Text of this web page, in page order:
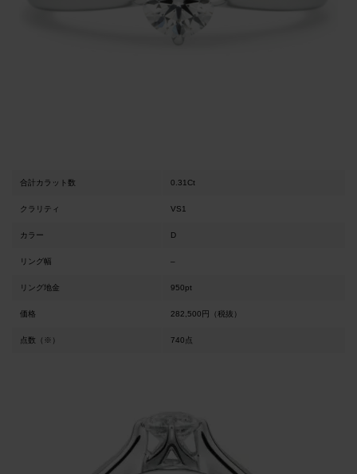
合計カラット数 0.31Ct
クラリティ VS1
カラー D
リング幅 –
リング地金 950pt
価格 282,500円（税抜）
点数（※） 740点